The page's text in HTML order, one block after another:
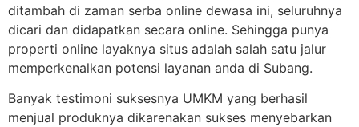
ditambah di zaman serba online dewasa ini, seluruhnya
dicari dan didapatkan secara online. Sehingga punya
properti online layaknya situs adalah salah satu jalur
memperkenalkan potensi layanan anda di Subang.
Banyak testimoni suksesnya UMKM yang berhasil
menjual produknya dikarenakan sukses menyebarkan